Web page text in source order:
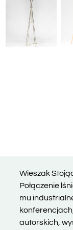
Wieszak
Połączenie
mu
autorskich,